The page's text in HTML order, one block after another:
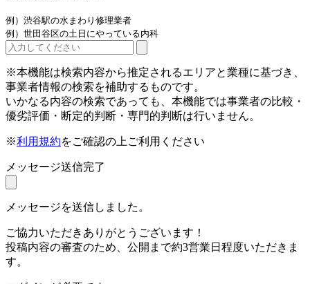
例）渋谷駅の水まわり修理業者
例）世田谷区の土日にやっている内科
※本機能は検索内容から推定されるエリアと業種に基づき、
事業者情報の検索を補助するものです。
いかなる内容の検索であっても、本機能では事業者の比較・
優劣評価・断定的判断・専門的判断は行いません。
※利用規約をご確認の上ご利用ください
メッセージ送信完了
メッセージを送信しました。
ご協力いただきありがとうございます！
投稿内容の審査のため、公開まで約3営業日程度いただきま
す。